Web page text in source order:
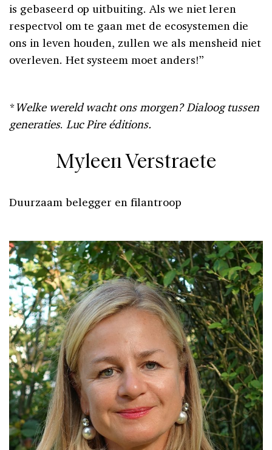
is geba­seerd op uitbuiting. Als we niet leren
respectvol om te gaan met de ecosystemen die
ons in leven houden, zullen we als mensheid niet
overleven. Het systeem moet anders!”
*Welke wereld wacht ons morgen? Dialoog tussen
generaties. Luc Pire éditions.
Myleen Verstraete
Duurzaam belegger en filantroop